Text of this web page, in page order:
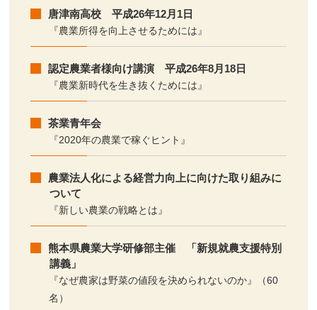
唐津南高校 平成26年12月1日
『農業所得を向上させるためには』
認定農業者様向け講演 平成26年8月18日
『農業新時代を生き抜くためには』
茶業青年会
『2020年の農業で稼ぐヒント』
農業法人化による経営力向上に向けた取り組みに
ついて
『新しい農業の戦略とは』
熊本県農業大学研修部主催 「新規就農支援特別
講義」
『なぜ農家は野菜の値段を決められないのか』（60
名）